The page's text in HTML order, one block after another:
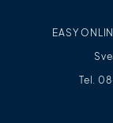
EASY
Tel.